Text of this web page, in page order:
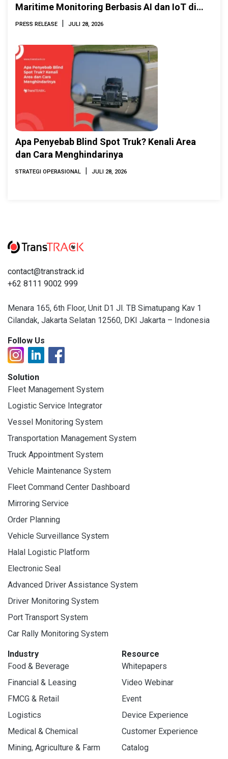
Maritime Monitoring Berbasis AI dan IoT di
INAMARINE 2026
PRESS RELEASE | JULI 28, 2026
Apa Penyebab Blind Spot Truk? Kenali Area
dan Cara Menghindarinya
STRATEGI OPERASIONAL | JULI 28, 2026
contact@transtrack.id
+62 8111 9002 999
Menara 165, 6th Floor, Unit D1 Jl. TB Simatupang Kav 1
Cilandak, Jakarta Selatan 12560, DKI Jakarta – Indonesia
Follow Us
Solution
Fleet Management System
Logistic Service Integrator
Vessel Monitoring System
Transportation Management System
Truck Appointment System
Vehicle Maintenance System
Fleet Command Center Dashboard
Mirroring Service
Order Planning
Vehicle Surveillance System
Halal Logistic Platform
Electronic Seal
Advanced Driver Assistance System
Driver Monitoring System
Port Transport System
Car Rally Monitoring System
Industry
Food & Beverage
Financial & Leasing
FMCG & Retail
Logistics
Medical & Chemical
Mining, Agriculture & Farm
Resource
Whitepapers
Video Webinar
Event
Device Experience
Customer Experience
Catalog